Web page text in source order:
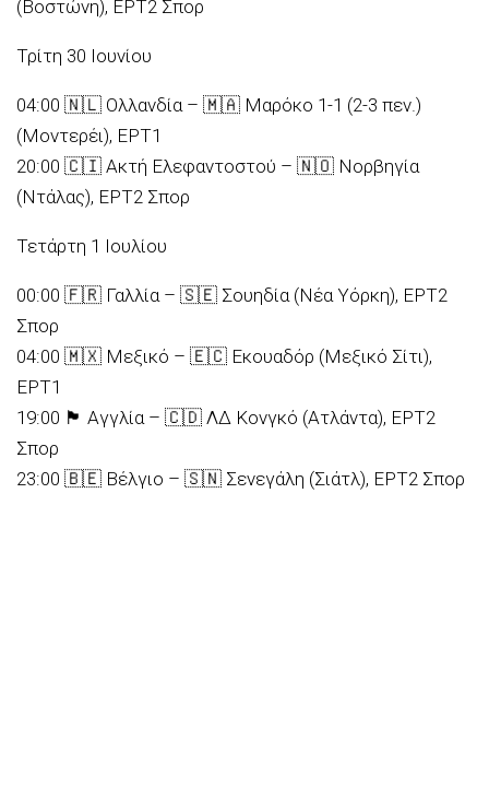
(Βοστώνη), ΕΡΤ2 Σπορ
Τρίτη 30 Ιουνίου
04:00 🇳🇱 Ολλανδία – 🇲🇦 Μαρόκο 1-1 (2-3 πεν.)
(Μοντερέι), ΕΡΤ1
20:00 🇨🇮 Ακτή Ελεφαντοστού – 🇳🇴 Νορβηγία
(Ντάλας), ΕΡΤ2 Σπορ
Τετάρτη 1 Ιουλίου
00:00 🇫🇷 Γαλλία – 🇸🇪 Σουηδία (Νέα Υόρκη), ΕΡΤ2
Σπορ
04:00 🇲🇽 Μεξικό – 🇪🇨 Εκουαδόρ (Μεξικό Σίτι),
ΕΡΤ1
19:00 🏴󠁧󠁢󠁥󠁮󠁧󠁿 Αγγλία – 🇨🇩 ΛΔ Κονγκό (Ατλάντα), ΕΡΤ2
Σπορ
23:00 🇧🇪 Βέλγιο – 🇸🇳 Σενεγάλη (Σιάτλ), ΕΡΤ2 Σπορ